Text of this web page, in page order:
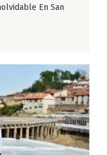
En San